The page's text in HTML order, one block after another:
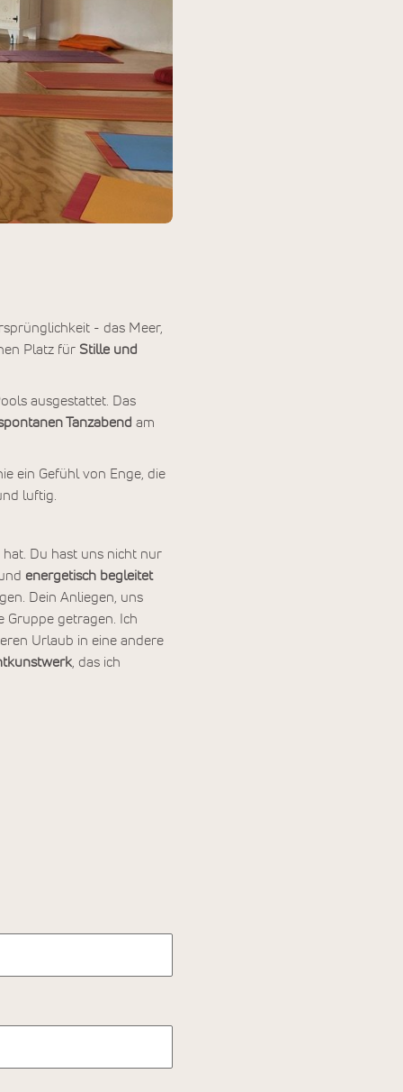
- das Meer,
Platz für Stille und
ausgestattet. Das
Tanzabend am
ein Gefühl von Enge, die
luftig.
Du hast uns nicht nur
energetisch begleitet
Dein Anliegen, uns
Gruppe getragen. Ich
Urlaub in eine andere
, das ich